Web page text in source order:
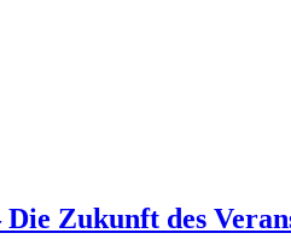
Zukunft des